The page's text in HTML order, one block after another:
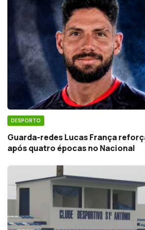
DESPORTO
Guarda-redes Lucas França
após quatro épocas no Nacional